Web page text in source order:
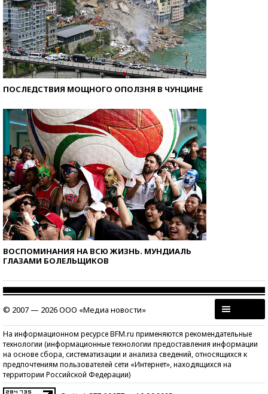
ПОСЛЕДСТВИЯ МОЩНОГО ОПОЛЗНЯ В ЧУНЦИНЕ
ВОСПОМИНАНИЯ НА ВСЮ ЖИЗНЬ. МУНДИАЛЬ
ГЛАЗАМИ БОЛЕЛЬЩИКОВ
© 2007 — 2026 ООО «Медиа новости»
На информационном ресурсе BFM.ru применяются рекомендательные
технологии (информационные технологии предоставления информации
на основе сбора, систематизации и анализа сведений, относящихся к
предпочтениям пользователей сети «Интернет», находящихся на
территории Российской Федерации)